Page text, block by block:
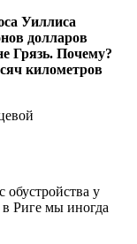
Уиллиса
долларов
Грязь. Почему?
километров
у
в Риге мы иногда